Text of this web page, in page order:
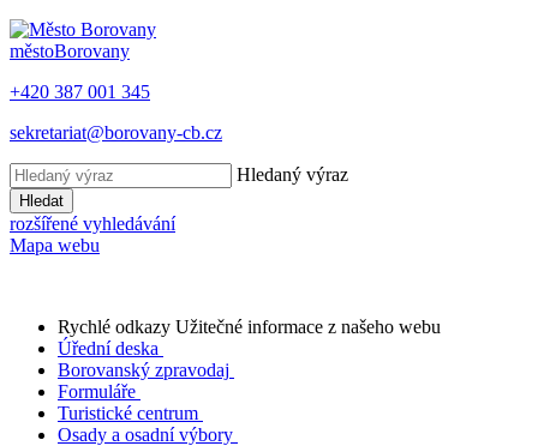
městoBorovany
+420 387 001 345
sekretariat@borovany-cb.cz
Hledaný výraz
Hledat
rozšířené vyhledávání
Mapa webu
Rychlé odkazy Užitečné informace z našeho webu
Úřední deska
Borovanský zpravodaj
Formuláře
Turistické centrum
Osady a osadní výbory